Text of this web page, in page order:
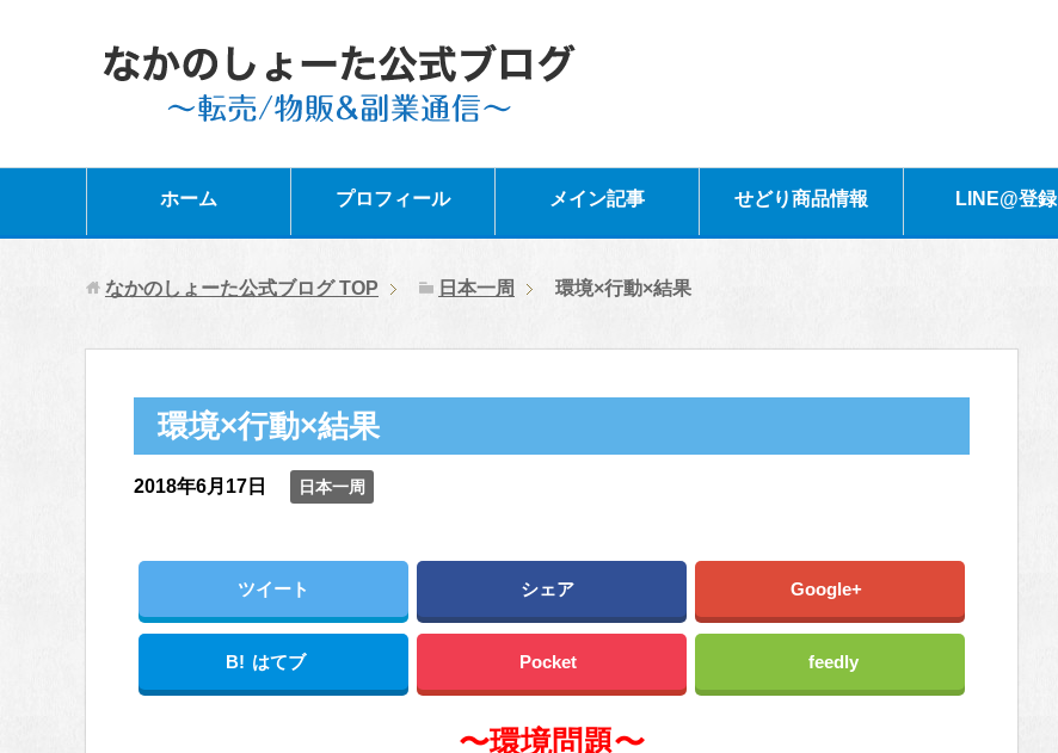
ホーム プロフィール メイン記事 せどり商品情報 LINE@登録
なかのしょーた公式ブログTOP 日本一周 環境×行動×結果
環境×行動×結果
2018年6月17日 日本一周
ツイート シェア Google+
B! はてブ Pocket feedly
〜環境問題〜